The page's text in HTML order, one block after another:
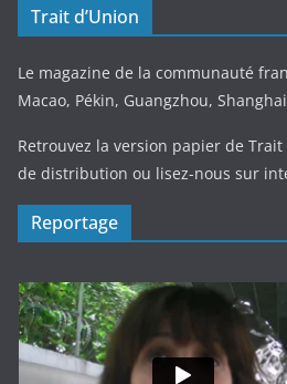
Trait d’Union
Le magazine de la communauté
Macao, Pékin, Guangzhou,
Retrouvez la version papier de
de distribution ou lisez-nous sur
Reportage